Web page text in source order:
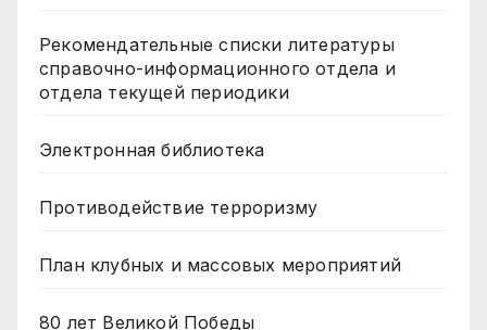
Рекомендательные списки литературы
справочно-информационного отдела и
отдела текущей периодики
Электронная библиотека
Противодействие терроризму
План клубных и массовых мероприятий
80 лет Великой Победы